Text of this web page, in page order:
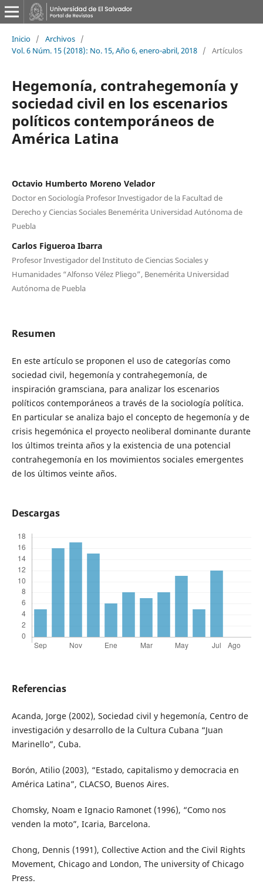
Inicio / Archivos /
Vol. 6 Núm. 15 (2018): No. 15, Año 6, enero-abril, 2018 / Artículos
Hegemonía, contrahegemonía y
sociedad civil en los escenarios
políticos contemporáneos de
América Latina
Octavio Humberto Moreno Velador
Doctor en Sociología Profesor Investigador de la Facultad de
Derecho y Ciencias Sociales Benemérita Universidad Autónoma de
Puebla
Carlos Figueroa Ibarra
Profesor Investigador del Instituto de Ciencias Sociales y
Humanidades “Alfonso Vélez Pliego”, Benemérita Universidad
Autónoma de Puebla
Resumen
En este artículo se proponen el uso de categorías como
sociedad civil, hegemonía y contrahegemonía, de
inspiración gramsciana, para analizar los escenarios
políticos contemporáneos a través de la sociología política.
En particular se analiza bajo el concepto de hegemonía y de
crisis hegemónica el proyecto neoliberal dominante durante
los últimos treinta años y la existencia de una potencial
contrahegemonía en los movimientos sociales emergentes
de los últimos veinte años.
Descargas
Referencias
Acanda, Jorge (2002), Sociedad civil y hegemonía, Centro de
investigación y desarrollo de la Cultura Cubana “Juan
Marinello”, Cuba.
Borón, Atilio (2003), “Estado, capitalismo y democracia en
América Latina”, CLACSO, Buenos Aires.
Chomsky, Noam e Ignacio Ramonet (1996), “Como nos
venden la moto”, Icaria, Barcelona.
Chong, Dennis (1991), Collective Action and the Civil Rights
Movement, Chicago and London, The university of Chicago
Press.